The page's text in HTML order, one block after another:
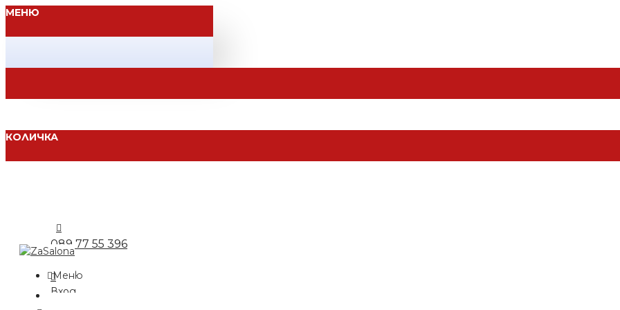
МЕНЮ
КОЛИЧКА
089 77 55 396
Вход
Меню